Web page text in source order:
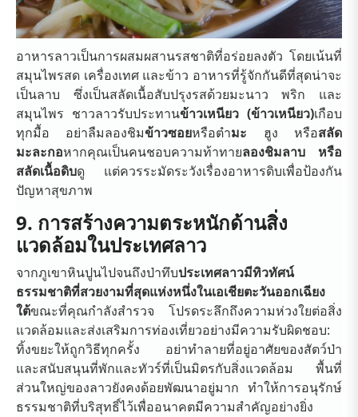
อาหารลาวเป็นการผสมผสานรสชาติที่อร่อยลงตัว โดยเน้นที่
สมุนไพรสด เครื่องเทศ และข้าว อาหารที่รู้จักกันดีที่สุดน่าจะ
เป็นลาบ ซึ่งเป็นสลัดเนื้อสับปรุงรสด้วยมะนาว พริก และ
สมุนไพร ชาวลาวรับประทานข้าวเหนียว (ข้าวเหนียว)เกือบ
ทุกมื้อ อย่าลืมลองชิมข้าวซอยหรือตำมะ ฮูง หรือสลัด
มะละกอหากคุณเป็นคนชอบความท้าทายลองชิมลาบ หรือ
สลัดเนื้อดิบดู แต่ควรระมัดระวังเรื่องอาหารดิบเพื่อป้องกัน
ปัญหาสุขภาพ
9. การสร้างความตระหนักด้านสิ่ง
แวดล้อมในประเทศลาว
จากภูเขาหินปูนไปจนถึงป่าทึบประเทศลาวมีทิวทัศน์
ธรรมชาติที่สวยงามที่สุดแห่งหนึ่งในเอเชียตะวันออกเฉียง
ใต้ขณะที่คุณกำลังสำรวจ โปรดระลึกถึงความห่วงใยต่อสิ่ง
แวดล้อมและส่งเสริมการท่องเที่ยวอย่างมีความรับผิดชอบ:
ทิ้งขยะให้ถูกวิธีทุกครั้ง อย่าทำลายที่อยู่อาศัยของสัตว์ป่า
และสนับสนุนที่พักและทัวร์ที่เป็นมิตรกับสิ่งแวดล้อม พื้นที่
ส่วนใหญ่ของลาวยังคงด้อยพัฒนาอยู่มาก ทำให้การอนุรักษ์
ธรรมชาติที่บริสุทธิ์ไว้เพื่ออนาคตมีความสำคัญอย่างยิ่ง